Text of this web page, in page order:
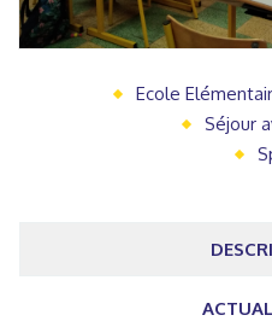
Ecole
Séjour